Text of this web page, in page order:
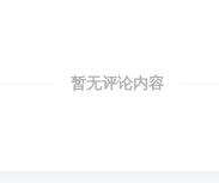
暂无评论内容